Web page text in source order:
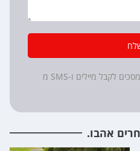
בלחיצה על כפתור שלח אני מסכים לקבל מיילים ו-SMS מ
אהבו.